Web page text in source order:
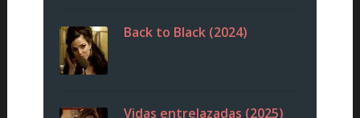
Back to Black (2024)
Vidas entrelazadas (2025)